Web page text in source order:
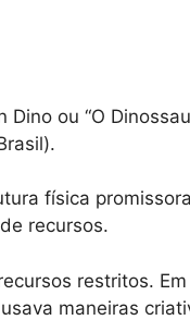
ou “O
física
recursos.
restritos.
maneiras